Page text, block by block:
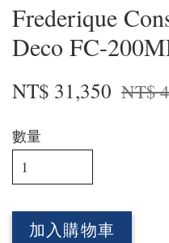
Frederique
Deco FC-
NT$ 31,350 NT$
數量
加入購物車